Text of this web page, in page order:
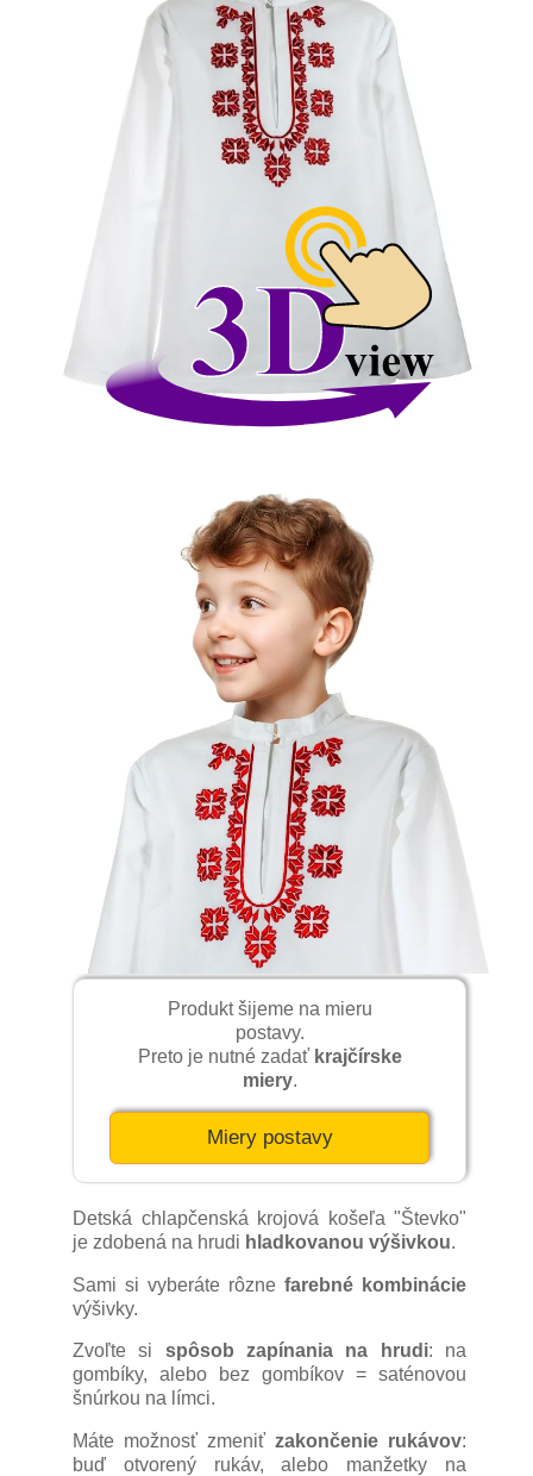
Vyšívaná detská košeľa
Horná Poruba, Kopec
Tradičná hornoporubská výšivka je
zaujímavá predovšetkým ornamentálnou
skladbou s viacerými archaickými prvkami,
ktoré si zachovala takmer až do polovice
20. storočia. Ornamentálne najbohatšia
výšivka bola na pleciach rukávcov a na
prednej časti mužskej košele. Skromnejšie
sa vyšívali zástery, čepce a konopné
plachty. Približne do začiatku druhej
svetovej vojny charakterizoval výšivku
štylizovaný a geometrický ornament
komponovaný do štvorcov. Tradičnými
motívmi boli kolečká, hviezdički a lístkové
motívy (podkovi, na rozki, turecké kveti).
Hladkovacím stehom sa vyšívali deliace
linky a plocha štvorcov plným plochým
stehom. Ďalšími technikami, napr. krížikom,
krivinkou, mešterkou a spojovacím švíkom,
sa vytvárala funkčná výzdoba na golieroch,
okrajoch rukávov, pri spájaní textílií a
podobne. Vyšívalo sa pôvodne bavlnenou
alebo vlnenou priadzou, neskôr perlovkou.
Pôvodná farba výšivky na starších
odevných súčastiach bola červená.
Vývojom k nej pribúdali oranžová, žltá a
čierna. Viacfarebné kombinácie s použitím
vyšívať v období prvej svetovej vojny.
Dovtedy sa tieto farby uplatňovali
sporadicky len na súčastiach odevu
(rukávcoch, zásterách) vyšívaných vlnenou
priadzou.
Produkt šijeme na mieru
postavy.
Preto je nutné zadať krajčírske
miery.
Miery postavy
Detská chlapčenská krojová košeľa "Števko"
je zdobená na hrudi hladkovanou výšivkou.
Sami si vyberáte rôzne farebné kombinácie
výšivky.
Zvoľte si spôsob zapínania na hrudi: na
gombíky, alebo bez gombíkov = saténovou
šnúrkou na límci.
Máte možnosť zmeniť zakončenie rukávov:
buď otvorený rukáv, alebo manžetky na